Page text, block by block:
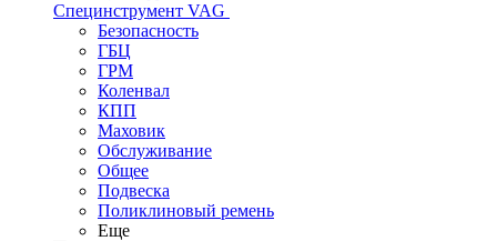
Специнструмент VAG
Безопасность
ГБЦ
ГРМ
Коленвал
КПП
Маховик
Обслуживание
Общее
Подвеска
Поликлиновый ремень
Еще